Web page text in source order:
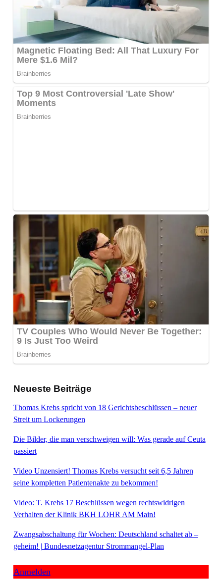
Neueste Beiträge
Thomas Krebs spricht von 18 Gerichtsbeschlüssen – neuer
Streit um Lockerungen
Die Bilder, die man verschweigen will: Was gerade auf Ceuta
passiert
Video Unzensiert! Thomas Krebs versucht seit 6,5 Jahren
seine kompletten Patientenakte zu bekommen!
Video: T. Krebs 17 Beschlüssen wegen rechtswidrigen
Verhalten der Klinik BKH LOHR AM Main!
Zwangsabschaltung für Wochen: Deutschland schaltet ab –
geheim! | Bundesnetzagentur Strommangel-Plan
Anmelden